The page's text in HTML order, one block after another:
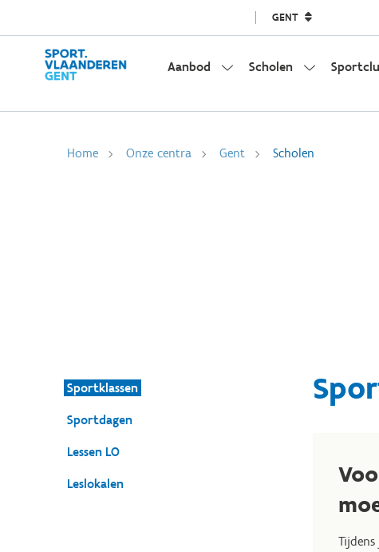
GENT
Aanbod Scholen
Home Onze centra Gent Scholen
Sportklassen
Sportdagen
Lessen LO
Leslokalen